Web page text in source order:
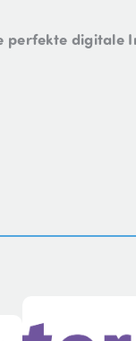
perfekte digitale